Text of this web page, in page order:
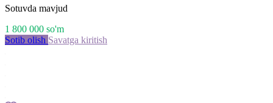
Sotuvda mavjud
1 800 000 so'm
Sotib olish Savatga kiritish